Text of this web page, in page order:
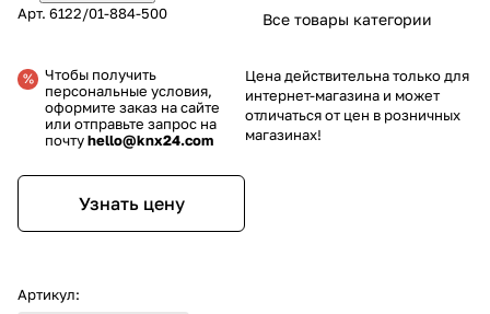
Арт. 6122/01-884-500
Чтобы получить
персональные условия,
оформите заказ на сайте
или отправьте запрос на
почтуhello@knx24.com
Узнать цену
Артикул:
Все товары категории
Цена действительна только для
интернет-магазина и может
отличаться от цен в розничных
магазинах!